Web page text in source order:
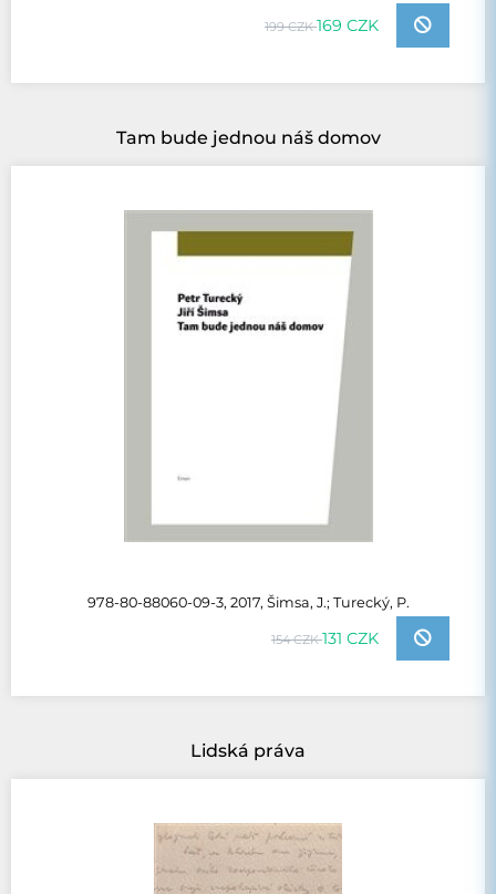
199 CZK169 CZK
Tam bude jednou náš domov
978-80-88060-09-3, 2017, Šimsa, J.; Turecký, P.
154 CZK131 CZK
Lidská práva